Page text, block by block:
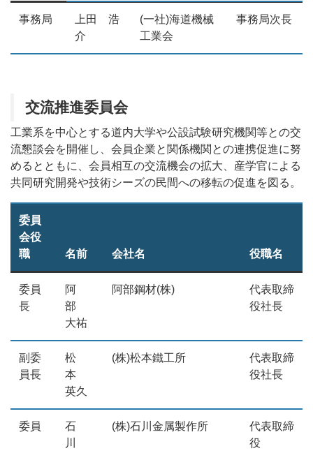
事務局
上田 浩
介
(一社)海道機械
工業会
事務局次長
交流推進委員会
工業系を中心とする道内大学や公設試験研究機関等との交
流懇談会を開催し、会員企業と関係機関との連携促進に努
めるとともに、会員相互の交流機会の拡大、産学官による
共同研究開発や技術シーズの民間への移転の促進を図る。
委員
会役
職
名前 会社名 役職名
委員
長
阿
部
大祐
阿部鋼材(株)
代表取締
役社長
副委
員長
松
本
英久
(株)松本鐵工所
代表取締
役社長
委員
石
川
(株)石川金属製作所
代表取締
役